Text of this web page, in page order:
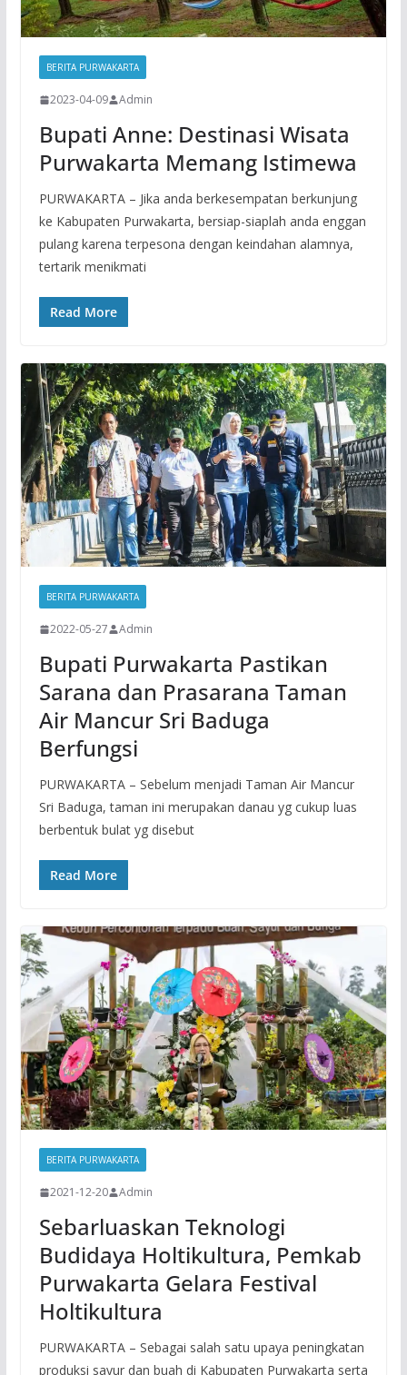
BERITA PURWAKARTA
2023-04-09 Admin
Bupati Anne: Destinasi Wisata
Purwakarta Memang Istimewa
PURWAKARTA – Jika anda berkesempatan berkunjung
ke Kabupaten Purwakarta, bersiap-siaplah anda enggan
pulang karena terpesona dengan keindahan alamnya,
tertarik menikmati
Read More
BERITA PURWAKARTA
2022-05-27 Admin
Bupati Purwakarta Pastikan
Sarana dan Prasarana Taman
Air Mancur Sri Baduga
Berfungsi
PURWAKARTA – Sebelum menjadi Taman Air Mancur
Sri Baduga, taman ini merupakan danau yg cukup luas
berbentuk bulat yg disebut
Read More
BERITA PURWAKARTA
2021-12-20 Admin
Sebarluaskan Teknologi
Budidaya Holtikultura, Pemkab
Purwakarta Gelara Festival
Holtikultura
PURWAKARTA – Sebagai salah satu upaya peningkatan
produksi sayur dan buah di Kabupaten Purwakarta serta